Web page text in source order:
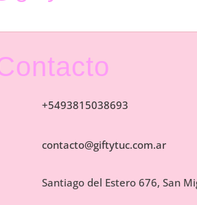
+5493815038693
contacto@giftytuc.com.ar
Santiago del Estero 676, San